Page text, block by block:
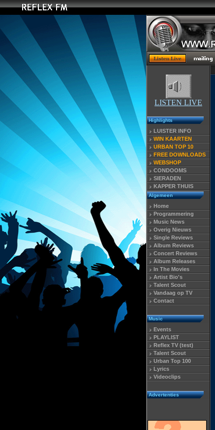
LISTEN LIVE
Highlights
LUISTER INFO
WIN KAARTEN
URBAN TOP 10
FREE DOWNLOADS
WEBSHOP
CONDOOMS
SIERADEN
KAPPER THUIS
Algemeen
Home
Programmering
Music News
Overig Nieuws
Single Reviews
Album Reviews
Concert Reviews
Album Releases
In The Movies
Artist Bio's
Talent Scout
Vandaag op TV
Contact
Music
Events
PLAYLIST
Reflex TV (test)
Talent Scout
Urban Top 100
Lyrics
Videoclips
Advertenties